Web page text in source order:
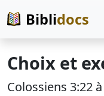
Biblidocs
Choix et
Colossiens 3:22